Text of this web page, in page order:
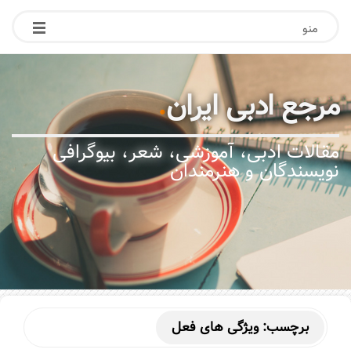
منو
مرجع ادبی ایران.
مقالات ادبی، آموزشی، شعر، بیوگرافی
نویسندگان و هنرمندان
برچسب:ویژگی های فعل